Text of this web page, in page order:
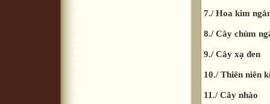
7./ Hoa kim
8./ Cây chùm
9./ Cây xạ đen
10./ Thiên niên
11./ Cây nhào